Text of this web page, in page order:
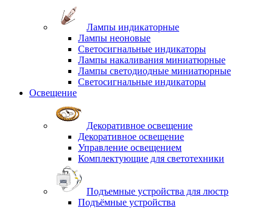
Лампы индикаторные
Лампы неоновые
Светосигнальные индикаторы
Лампы накаливания миниатюрные
Лампы светодиодные миниатюрные
Светосигнальные индикаторы
Освещение
Декоративное освещение
Декоративное освещение
Управление освещением
Комплектующие для светотехники
Подъемные устройства для люстр
Подъёмные устройства